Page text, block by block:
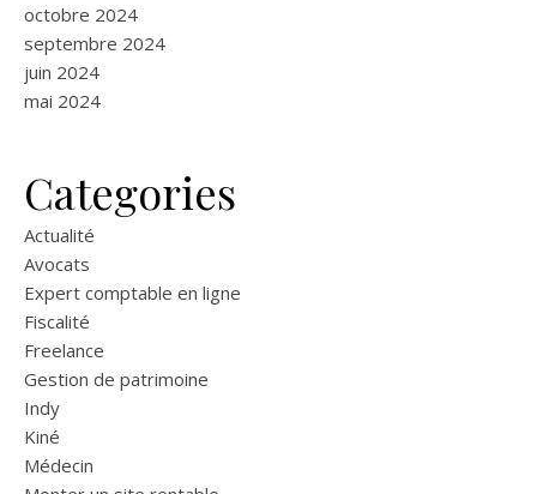
octobre 2024
septembre 2024
juin 2024
mai 2024
Categories
Actualité
Avocats
Expert comptable en ligne
Fiscalité
Freelance
Gestion de patrimoine
Indy
Kiné
Médecin